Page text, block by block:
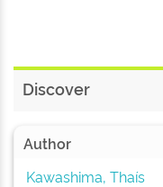
Discover
Author
Kawashima, Thaís